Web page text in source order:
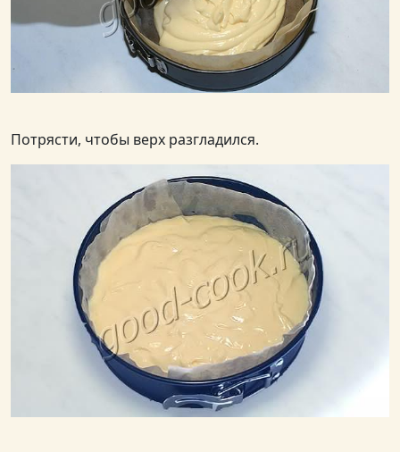
Потрясти, чтобы верх разгладился.